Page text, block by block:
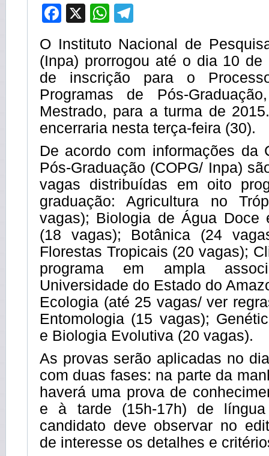
Facebook
X WhatsApp
O Instituto Nacional de
(Inpa) prorrogou até o dia 10 de
de inscrição para o
Programas de Pós-
Mestrado, para a turma de
encerraria nesta terça-feira (30).
De acordo com informações da
Pós-Graduação (COPG/ Inpa)
vagas distribuídas em oito
graduação: Agricultura no
vagas); Biologia de Água Doce
(18 vagas); Botânica (24
Florestas Tropicais (20 vagas);
programa em ampla
Universidade do Estado do
Ecologia (até 25 vagas/ ver
Entomologia (15 vagas);
e Biologia Evolutiva (20 vagas).
As provas serão aplicadas no
com duas fases: na parte da
haverá uma prova de
e à tarde (15h-17h) de língua
candidato deve observar no
de interesse os detalhes e